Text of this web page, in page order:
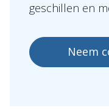
NL
geschillen en
Neem